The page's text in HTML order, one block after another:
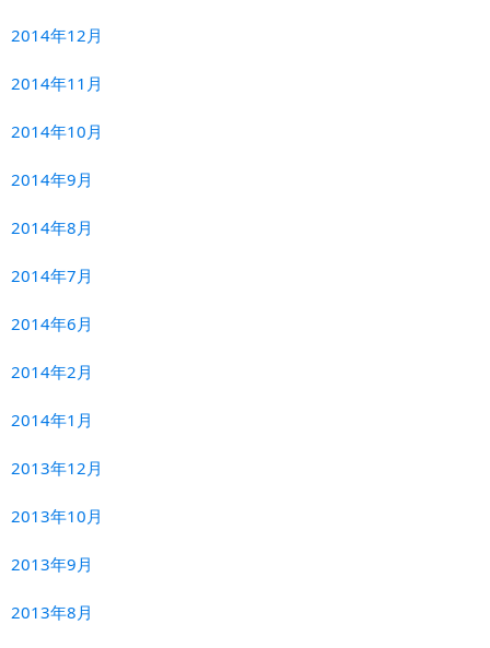
2014年12月
2014年11月
2014年10月
2014年9月
2014年8月
2014年7月
2014年6月
2014年2月
2014年1月
2013年12月
2013年10月
2013年9月
2013年8月